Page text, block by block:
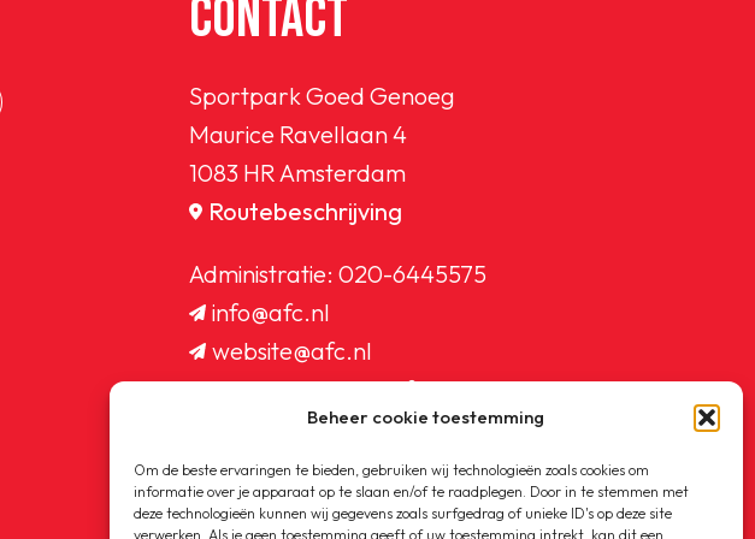
Beheer cookie toestemming
Om de beste ervaringen te bieden, gebruiken wij technologieën zoals cookies om
informatie over je apparaat op te slaan en/of te raadplegen. Door in te stemmen met
deze technologieën kunnen wij gegevens zoals surfgedrag of unieke ID's op deze site
verwerken. Als je geen toestemming geeft of uw toestemming intrekt, kan dit een
CONTACT
Sportpark Goed Genoeg
Maurice Ravellaan 4
1083 HR Amsterdam
Routebeschrijving
Administratie: 020-6445575
info@afc.nl
website@afc.nl
wedstrijdzaken@afc.nl
ledenadministratie@afc.nl